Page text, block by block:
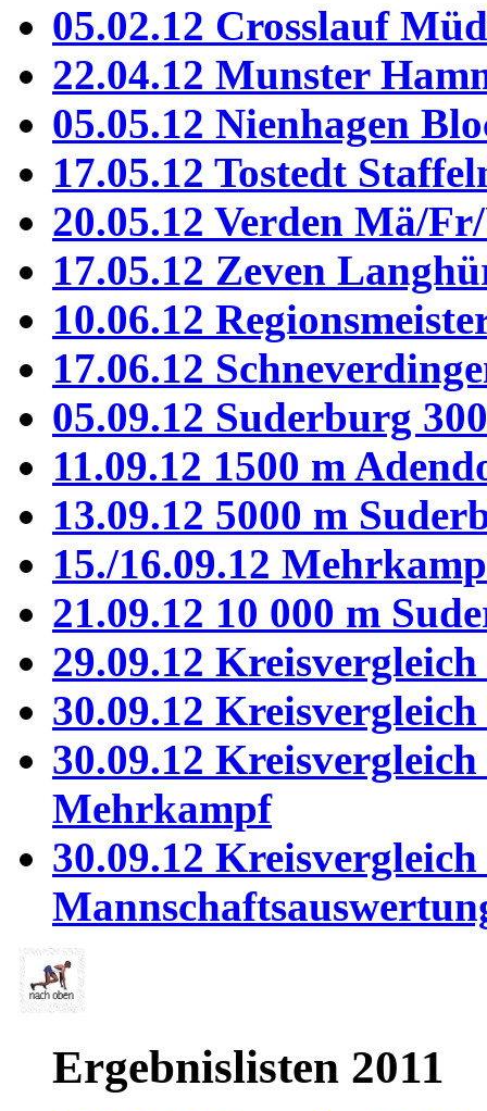
05.02.12 Crosslauf
22.04.12 Munster
05.05.12 Nienhagen
17.05.12 Tostedt
20.05.12 Verden Mä/
17.05.12 Zeven
10.06.12
17.06.12
05.09.12 Suderburg
11.09.12 1500 m
13.09.12 5000 m
15./16.09.12
21.09.12 10 000 m
29.09.12
30.09.12
30.09.12
Mehrkampf
30.09.12
Ergebnislisten 2011